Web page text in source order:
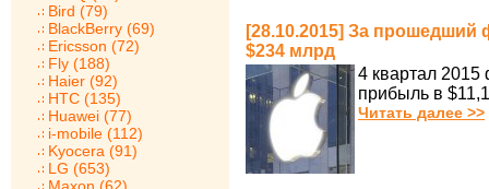
Bird (79)
BlackBerry (69)
Ericsson (72)
Fly (188)
Haier (92)
HTC (135)
Huawei (77)
i-mobile (112)
Kyocera (91)
LG (653)
[28.10.2015] За прошедший
$234 млрд
4 квартал 2015
прибыль в
Читать далее >>